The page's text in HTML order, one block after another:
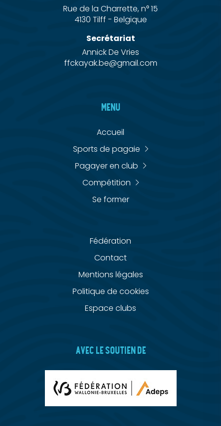
Rue de la Charrette, n° 15
4130 Tilff - Belgique
Secrétariat
Annick De Vries
ffckayak.be@gmail.com
MENU
Accueil
Sports de pagaie
Pagayer en club
Compétition
Se former
Fédération
Contact
Mentions légales
Politique de cookies
Espace clubs
AVEC LE SOUTIEN DE